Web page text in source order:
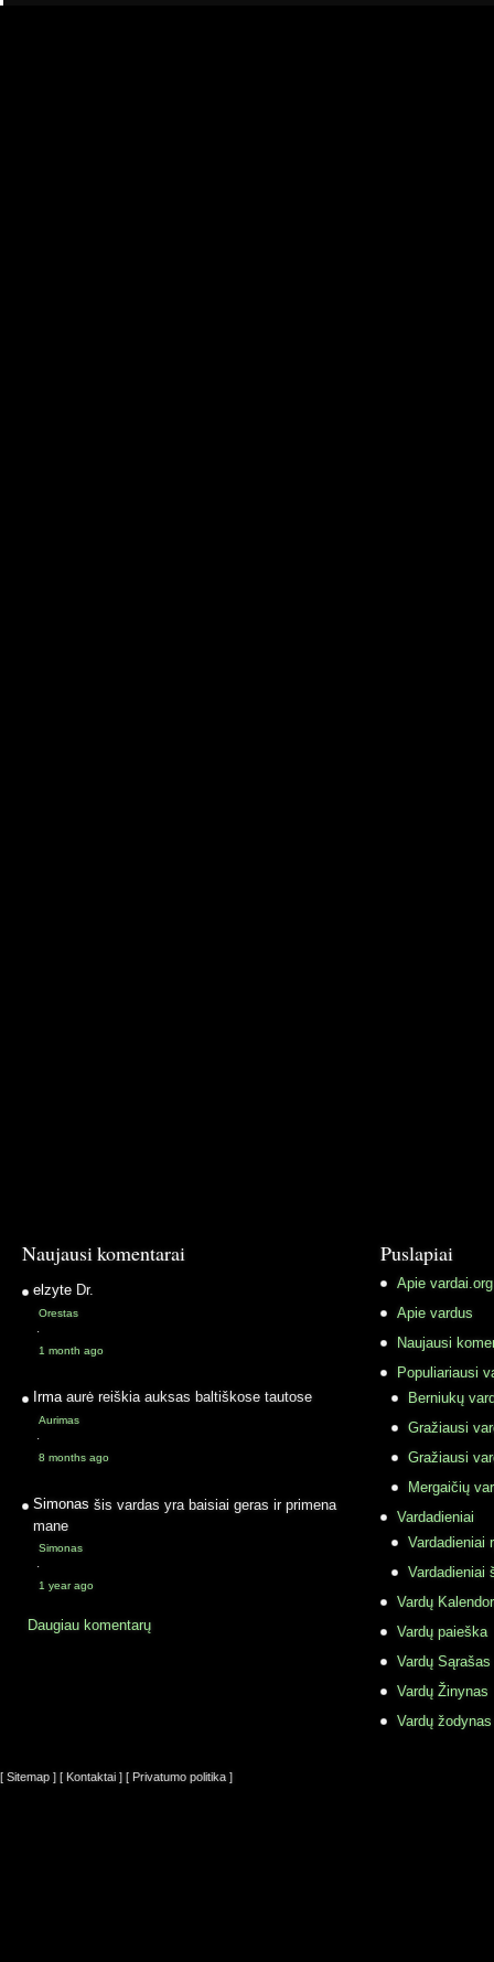
Naujausi komentarai
elzyte Dr.
Orestas
·
1 month ago
Irma aurė reiškia auksas baltiškose tautose
Aurimas
·
8 months ago
Simonas šis vardas yra baisiai geras ir primena
mane
Simonas
·
1 year ago
Daugiau komentarų
Puslapiai
Apie vardai.org
Apie vardus
Naujausi
Populiariausi
Berniukų
Gražiausi
Gražiausi
Mergaičių
Vardadieniai
Vardadieniai
Vardadieniai
Vardų
Vardų paieška
Vardų Sąrašas
Vardų Žinynas
Vardų
[ Sitemap ] [ Kontaktai ] [ Privatumo politika ]